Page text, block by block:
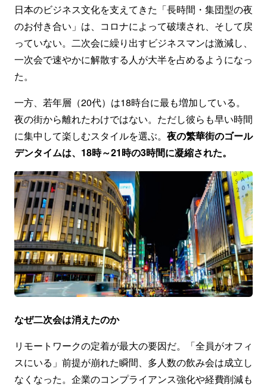
日本のビジネス文化を支えてきた「長時間・集団型の夜
のお付き合い」は、コロナによって破壊され、そして戻
っていない。二次会に繰り出すビジネスマンは激減し、
一次会で速やかに解散する人が大半を占めるようになっ
た。
一方、若年層（20代）は18時台に最も増加している。
夜の街から離れたわけではない。ただし彼らも早い時間
に集中して楽しむスタイルを選ぶ。 夜の繁華街のゴール
デンタイムは、18時～21時の3時間に凝縮された。
なぜ二次会は消えたのか
リモートワークの定着が最大の要因だ。「全員がオフィ
スにいる」前提が崩れた瞬間、多人数の飲み会は成立し
なくなった。企業のコンプライアンス強化や経費削減も